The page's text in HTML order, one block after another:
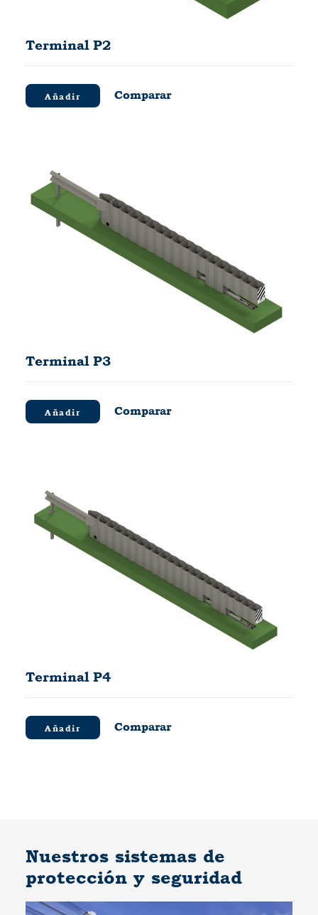
Terminal P2
Añadir Comparar
Terminal P3
Añadir Comparar
Terminal P4
Añadir Comparar
Nuestros sistemas de
protección y seguridad